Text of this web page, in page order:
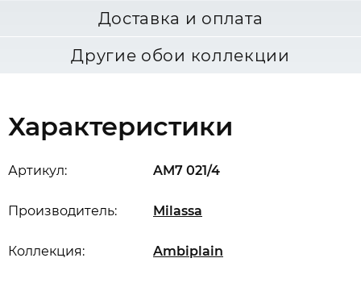
Доставка и оплата
Другие обои коллекции
Характеристики
Артикул: AM7 021/4
Производитель: Milassa
Коллекция: Ambiplain